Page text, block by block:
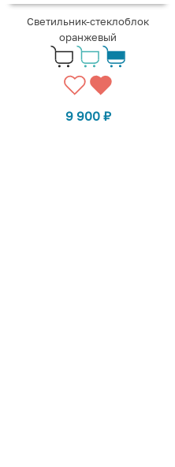
Светильник-стеклоблок
оранжевый
9 900 ₽